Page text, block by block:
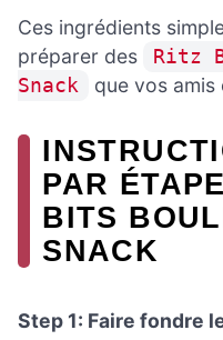
Ces ingrédients
préparer des
Ritz
Snack
que vos
PAR
BITS
SNACK
Step 1: Faire fondre